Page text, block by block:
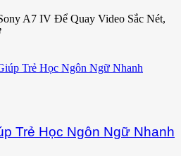
A7 IV Để Quay Video Sắc Nét,
Trẻ Học Ngôn Ngữ Nhanh